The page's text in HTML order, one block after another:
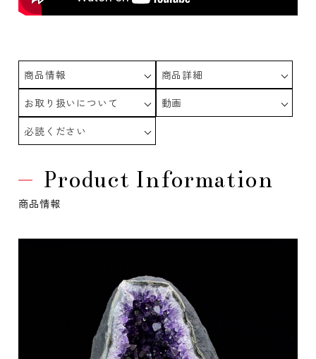
商品情報
商品詳細
お取り扱いについて
動画
必読ください
Product Information
商品情報